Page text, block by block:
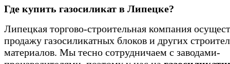
Где купить газосиликат в Липецке?
Липецкая торгово-строительная компания
продажу газосиликатных блоков и других
материалов. Мы тесно сотрудничаем с заводами-